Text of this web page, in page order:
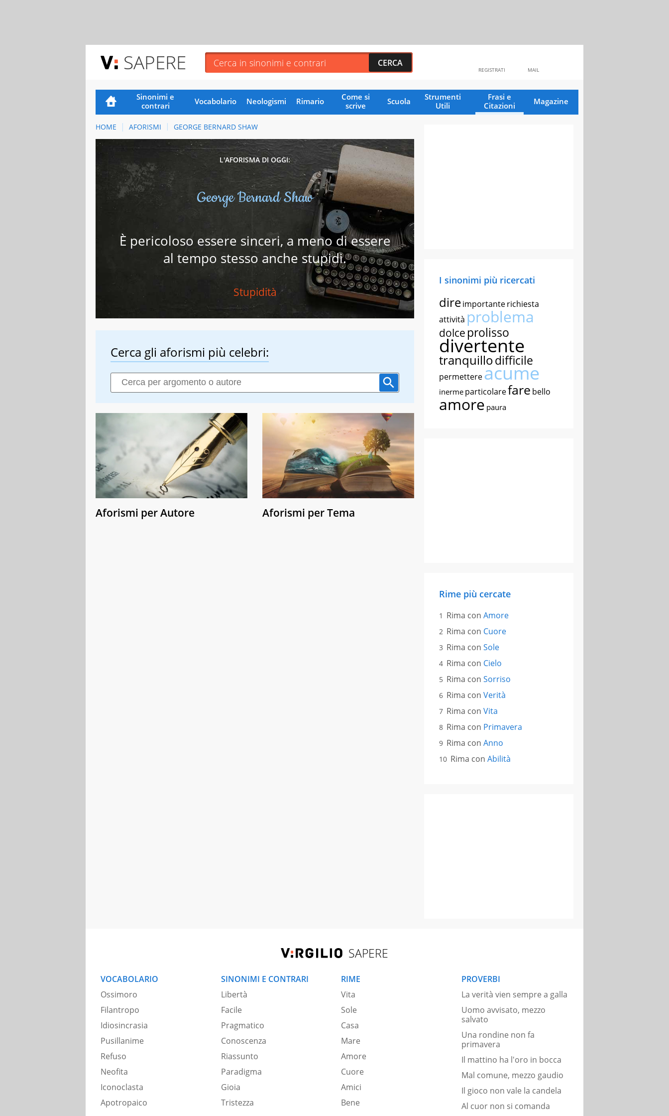
SAPERE MAIL
REGISTRATI
Sinonimi e
contrari
Vocabolario Neologismi Rimario
Come si
scrive
Scuola
Strumenti
Utili
Frasi e
Citazioni
Magazine
HOME AFORISMI GEORGE BERNARD SHAW
L'AFORISMA DI OGGI:
George Bernard Shaw
È pericoloso essere sinceri, a meno di essere
al tempo stesso anche stupidi.
Stupidità
Cerca gli aforismi più celebri:
Aforismi per Autore Aforismi per Tema
I sinonimi più ricercati
direimportanterichiesta
attività problema
dolce prolisso
divertente
tranquillodifficile
permettereacume
inerme particolarefare bello
amore paura
Rime più cercate
Rima con Amore
Rima con Cuore
Rima con Sole
Rima con Cielo
Rima con Sorriso
Rima con Verità
Rima con Vita
Rima con Primavera
Rima con Anno
Rima con Abilità
SAPERE
VOCABOLARIO
Ossimoro
Filantropo
Idiosincrasia
Pusillanime
Refuso
Neofita
Iconoclasta
Apotropaico
SINONIMI E CONTRARI
Libertà
Facile
Pragmatico
Conoscenza
Riassunto
Paradigma
Gioia
Tristezza
RIME
Vita
Sole
Casa
Mare
Amore
Cuore
Amici
Bene
PROVERBI
La verità vien sempre a galla
Uomo avvisato, mezzo
salvato
Una rondine non fa
primavera
Il mattino ha l'oro in bocca
Mal comune, mezzo gaudio
Il gioco non vale la candela
Al cuor non si comanda